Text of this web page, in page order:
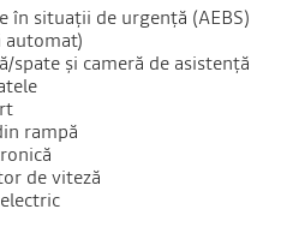
în situații de urgență (AEBS)
automat)
spate și cameră de asistență
rampă
de viteză